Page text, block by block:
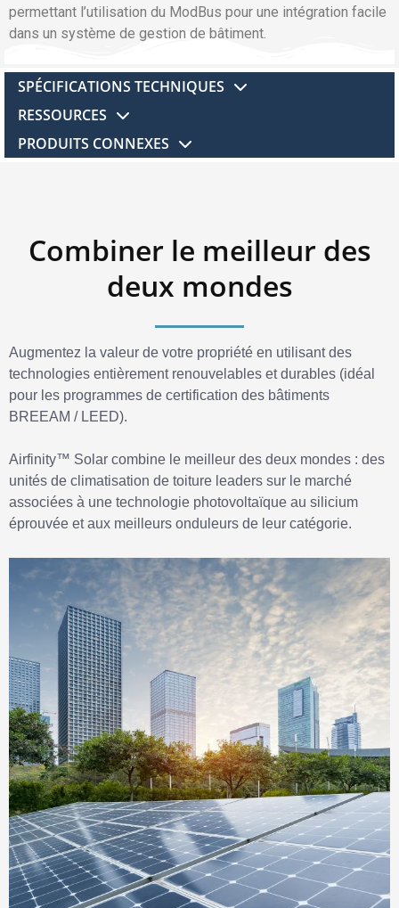
permettant l’utilisation du ModBus pour une intégration facile
dans un système de gestion de bâtiment.
SPÉCIFICATIONS TECHNIQUES
RESSOURCES
PRODUITS CONNEXES
Combiner le meilleur des
deux mondes
Augmentez la valeur de votre propriété en utilisant des
technologies entièrement renouvelables et durables (idéal
pour les programmes de certification des bâtiments
BREEAM / LEED).
Airfinity™ Solar combine le meilleur des deux mondes : des
unités de climatisation de toiture leaders sur le marché
associées à une technologie photovoltaïque au silicium
éprouvée et aux meilleurs onduleurs de leur catégorie.